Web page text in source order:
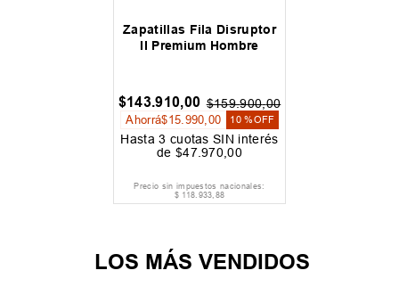
Zapatillas Fila Disruptor
II Premium Hombre
$143.910,00 $159.900,00
Ahorrá$15 990 00 10 %OFF
Hasta3 cuotas SIN interés
de $47.970 ,00
Precio sin impuestos nacionales:
$ 118.933,88
LOS MÁS VENDIDOS